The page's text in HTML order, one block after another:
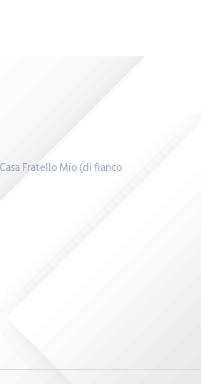
Fratello Mio (di fianco